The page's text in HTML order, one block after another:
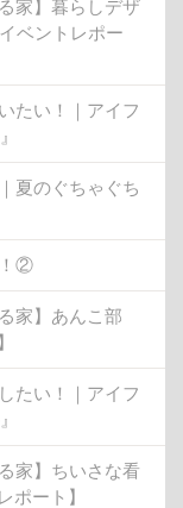
家】暮らしデザ
ベントレポー
たい！｜アイフ
夏のぐちゃぐち
！②
家】あんこ部
たい！｜アイフ
家】ちいさな看
ポート】